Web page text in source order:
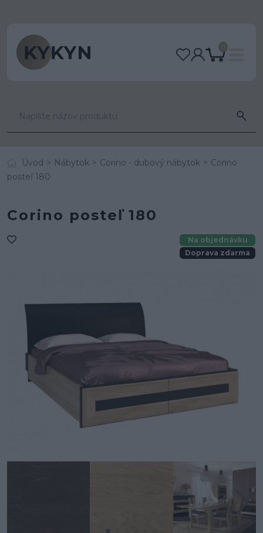
0
Úvod Nábytok Corino - dubový nábytok
Corino
posteľ 180
Corino posteľ 180
Na objednávku
Doprava zdarma